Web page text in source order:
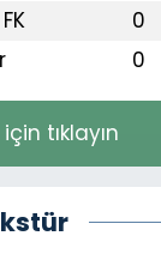
0
0
tıklayın